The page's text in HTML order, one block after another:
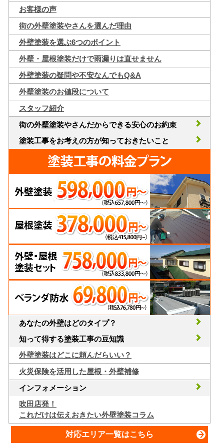
お客様の声
街の外壁塗装やさんを選んだ理由
外壁塗装を選ぶ6つのポイント
外壁・屋根塗装だけで雨漏りは直せません
外壁塗装の疑問や不安なんでもQ&A
外壁塗装のお値段について
スタッフ紹介
街の外壁塗装やさんだからできる安心のお約束
塗装工事をお考えの方が知っておきたいこと
あなたの外壁はどのタイプ？
知って得する塗装工事の豆知識
外壁塗装はどこに頼んだらいい？
火災保険を活用した屋根・外壁補修
インフォメーション
吹田店発！
これだけは伝えおきたい外壁塗装コラム
対応エリア一覧はこちら